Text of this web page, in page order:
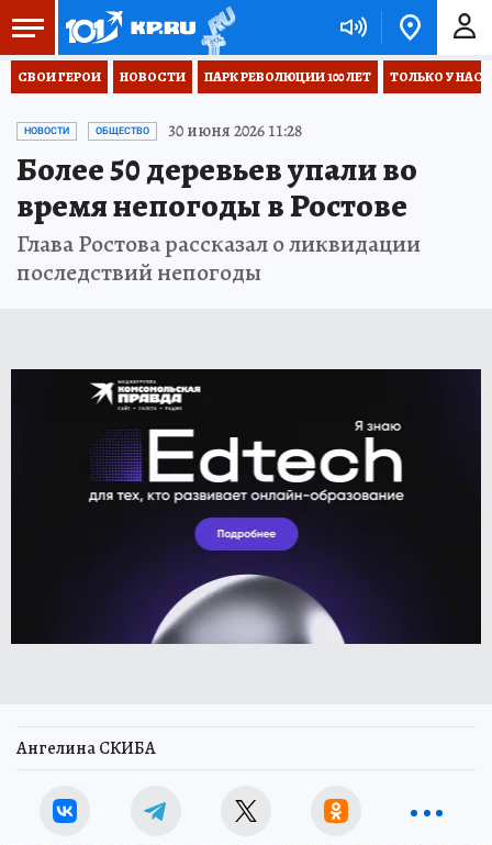
СВОИ ГЕРОИ НОВОСТИ ПАРК РЕВОЛЮЦИИ 100 ЛЕТ ТОЛЬКО У НАС
НОВОСТИ ОБЩЕСТВО 30 июня 2026 11:28
Более 50 деревьев упали во
время непогоды в Ростове
Глава Ростова рассказал о ликвидации
последствий непогоды
Ангелина СКИБА